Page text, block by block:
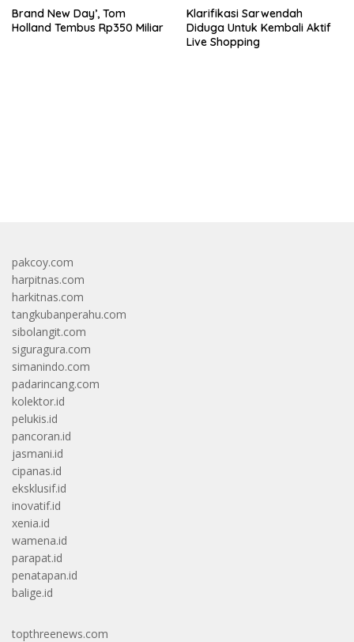
Brand New Day’, Tom
Holland Tembus Rp350 Miliar
Klarifikasi Sarwendah
Diduga Untuk Kembali Aktif
Live Shopping
pakcoy.com
harpitnas.com
harkitnas.com
tangkubanperahu.com
sibolangit.com
siguragura.com
simanindo.com
padarincang.com
kolektor.id
pelukis.id
pancoran.id
jasmani.id
cipanas.id
eksklusif.id
inovatif.id
xenia.id
wamena.id
parapat.id
penatapan.id
balige.id
topthreenews.com